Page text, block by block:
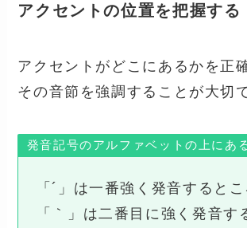
アクセントの位置を把握する
アクセントがどこにあるかを正
その音節を強調することが大切
発音記号のアルファベットの上にあ
「´」は一番強く発音するとこ
「｀」は二番目に強く発音す